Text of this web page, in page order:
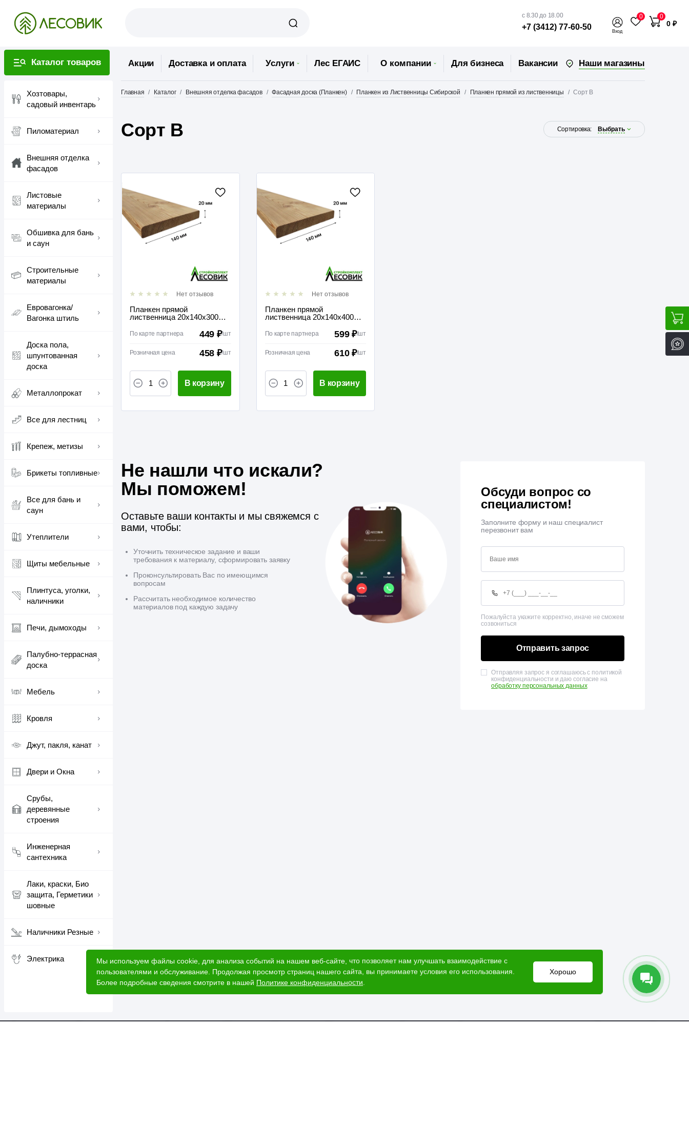
с 8.30 до 18.00
+7 (3412) 77-60-50 Вход
0 0
0 ₽
Каталог товаров
Хозтовары,
садовый инвентарь
Пиломатериал
Внешняя отделка
фасадов
Листовые
материалы
Обшивка для бань
и саун
Строительные
материалы
Евровагонка/
Вагонка штиль
Доска пола,
шпунтованная
доска
Металлопрокат
Все для лестниц
Крепеж, метизы
Брикеты топливные
Все для бань и
саун
Утеплители
Щиты мебельные
Плинтуса, уголки,
наличники
Печи, дымоходы
Палубно-террасная
доска
Мебель
Кровля
Джут, пакля, канат
Двери и Окна
Срубы,
деревянные
строения
Инженерная
сантехника
Лаки, краски, Био
защита, Герметики
шовные
Наличники Резные
Электрика
Акции Доставка и оплата Услуги Лес ЕГАИС О компании Для бизнеса Вакансии Наши магазины
Главная Каталог Внешняя отделка фасадов Фасадная доска (Планкен) Планкен из Лиственницы Сибирской Планкен прямой из лиственницы Сорт В
Сорт В Сортировка: Выбрать
Нет отзывов
Планкен прямой
лиственница 20х140х3000
По карте партнера 449 ₽/шт
Розничная цена 458 ₽/шт
В корзину
Нет отзывов
Планкен прямой
лиственница 20х140х4000
По карте партнера 599 ₽/шт
Розничная цена 610 ₽/шт
В корзину
Не нашли что искали?
Мы поможем!
Оставьте ваши контакты и мы свяжемся с
вами, чтобы:
Уточнить техническое задание и ваши
требования к материалу, сформировать заявку
Проконсультировать Вас по имеющимся
вопросам
Рассчитать необходимое количество
материалов под каждую задачу
Обсуди вопрос со
специалистом!
Заполните форму и наш специалист
перезвонит вам
Пожалуйста укажите корректно, иначе не сможем
созвониться
Отправить запрос
Отправляя запрос я соглашаюсь с политикой
конфиденциальности и даю согласие на
обработку персональных данных
Мы используем файлы cookie, для анализа событий на нашем веб-сайте, что позволяет нам улучшать взаимодействие с
пользователями и обслуживание. Продолжая просмотр страниц нашего сайта, вы принимаете условия его использования.
Более подробные сведения смотрите в нашей Политике конфиденциальности.
Хорошо